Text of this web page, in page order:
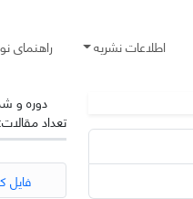
اطلاعات نشریه راهنمای
دوره و
تعداد مقالات:
فایل